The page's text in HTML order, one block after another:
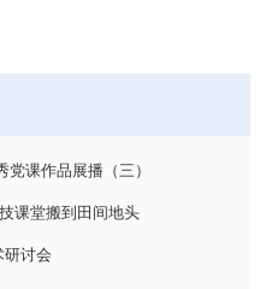
课作品展播（三）
课堂搬到田间地头
研讨会